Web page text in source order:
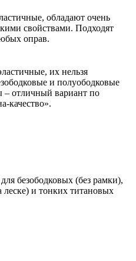
обладают очень
свойствами. Подходят
оправ.
их нельзя
и полуободковые
отличный вариант по
качество».
безободковых (без рамки),
и тонких титановых